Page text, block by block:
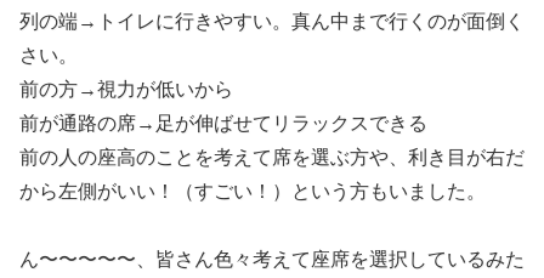
列の端→トイレに行きやすい。真ん中まで行くのが面倒く
さい。
前の方→視力が低いから
前が通路の席→足が伸ばせてリラックスできる
前の人の座高のことを考えて席を選ぶ方や、利き目が右だ
から左側がいい！（すごい！）という方もいました。
ん〜〜〜〜〜、皆さん色々考えて座席を選択しているみた